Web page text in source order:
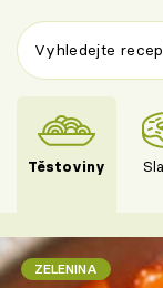
Těstoviny
ZELENINA